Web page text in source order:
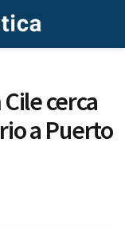
cerca
a Puerto